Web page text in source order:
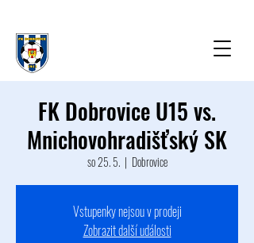
FK Dobrovice U15 vs.
Mnichovohradišťský SK
so 25. 5.
  |
Dobrovice
Vstupenky nejsou v prodeji
Zobrazit další události